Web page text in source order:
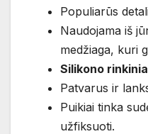
Populiarūs
Naudojama iš
medžiaga, kuri
Silikono
Patvarus ir
Puikiai tinka
užfiksuoti.